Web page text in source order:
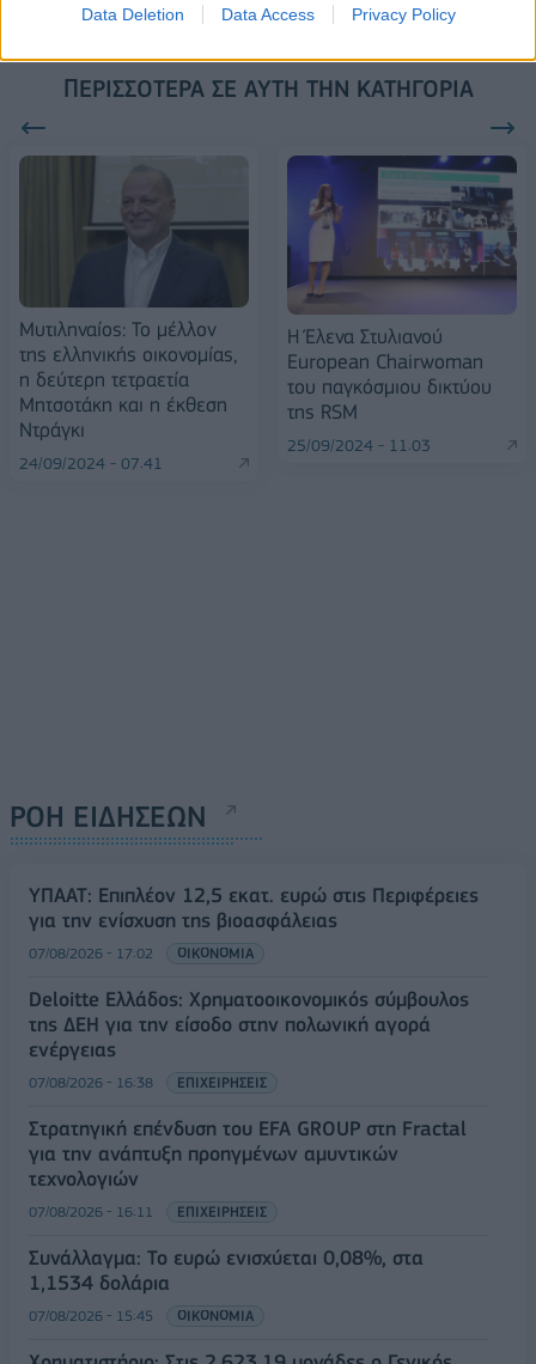
Data Deletion Data Access Privacy Policy
ΠΕΡΙΣΣΌΤΕΡΑ ΣΕ ΑΥΤΉ ΤΗΝ ΚΑΤΗΓΟΡΊΑ
Μυτιληναίος: To μέλλον
της ελληνικής οικονομίας,
η δεύτερη τετραετία
Μητσοτάκη και η έκθεση
Ντράγκι
24/09/2024 - 07:41
H Έλενα Στυλιανού
European Chairwoman
του παγκόσμιου δικτύου
της RSM
25/09/2024 - 11:03
ΡΟΗ ΕΙΔΗΣΕΩΝ
ΥΠΑΑΤ: Επιπλέον 12,5 εκατ. ευρώ στις Περιφέρειες
για την ενίσχυση της βιοασφάλειας
07/08/2026 - 17:02 ΟΙΚΟΝΟΜΙΑ
Deloitte Ελλάδος: Χρηματοοικονομικός σύμβουλος
της ΔΕΗ για την είσοδο στην πολωνική αγορά
ενέργειας
07/08/2026 - 16:38 ΕΠΙΧΕΙΡΗΣΕΙΣ
Στρατηγική επένδυση του EFA GROUP στη Fractal
για την ανάπτυξη προηγμένων αμυντικών
τεχνολογιών
07/08/2026 - 16:11 ΕΠΙΧΕΙΡΗΣΕΙΣ
Συνάλλαγμα: Το ευρώ ενισχύεται 0,08%, στα
1,1534 δολάρια
07/08/2026 - 15:45 ΟΙΚΟΝΟΜΙΑ